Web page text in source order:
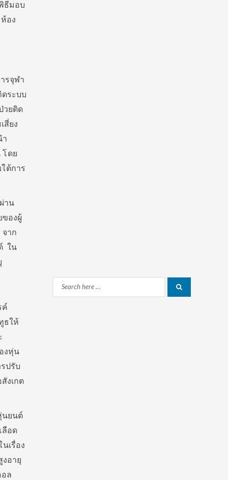
ธีมอบ
อง
รจุฬา
ระบบ
วยติด
สี่ยง
ำ
โดย
ต้การ
าน
ของผู้
าก
ใน
ค์
ธให้
งหุ่น
ปรับ
งเกต
นยนต์
ลือด
เรื่อง
อายุ
ล
Search